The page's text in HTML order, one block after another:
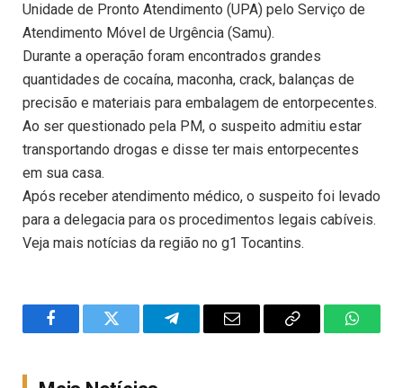
Unidade de Pronto Atendimento (UPA) pelo Serviço de
Atendimento Móvel de Urgência (Samu).
Durante a operação foram encontrados grandes
quantidades de cocaína, maconha, crack, balanças de
precisão e materiais para embalagem de entorpecentes.
Ao ser questionado pela PM, o suspeito admitiu estar
transportando drogas e disse ter mais entorpecentes
em sua casa.
Após receber atendimento médico, o suspeito foi levado
para a delegacia para os procedimentos legais cabíveis.
Veja mais notícias da região no g1 Tocantins.
FacebookTwitter TelegramEmail
Copy